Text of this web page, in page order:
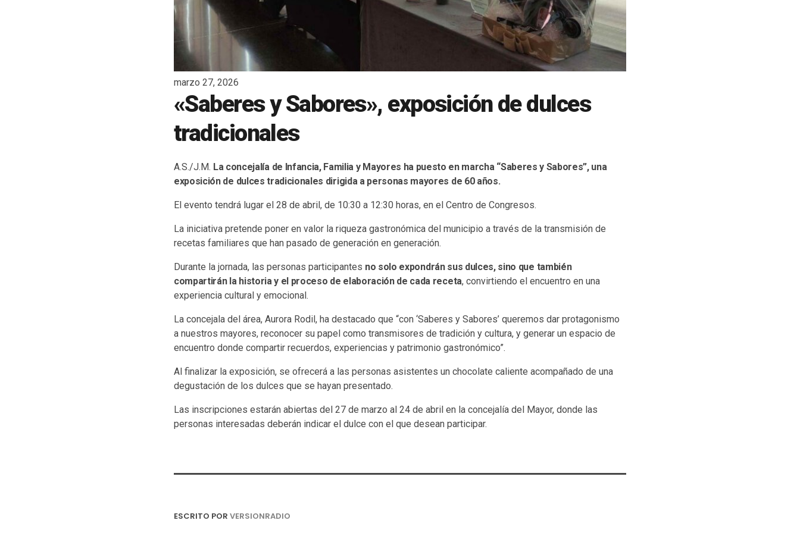
marzo 27, 2026
«Saberes y Sabores», exposición de dulces
tradicionales
A.S./J.M. La concejalía de Infancia, Familia y Mayores ha puesto en marcha “Saberes y Sabores”, una
exposición de dulces tradicionales dirigida a personas mayores de 60 años.
El evento tendrá lugar el 28 de abril, de 10:30 a 12:30 horas, en el Centro de Congresos.
La iniciativa pretende poner en valor la riqueza gastronómica del municipio a través de la transmisión de
recetas familiares que han pasado de generación en generación.
Durante la jornada, las personas participantes no solo expondrán sus dulces, sino que también
compartirán la historia y el proceso de elaboración de cada receta, convirtiendo el encuentro en una
experiencia cultural y emocional.
La concejala del área, Aurora Rodil, ha destacado que “con ‘Saberes y Sabores’ queremos dar protagonismo
a nuestros mayores, reconocer su papel como transmisores de tradición y cultura, y generar un espacio de
encuentro donde compartir recuerdos, experiencias y patrimonio gastronómico”.
Al finalizar la exposición, se ofrecerá a las personas asistentes un chocolate caliente acompañado de una
degustación de los dulces que se hayan presentado.
Las inscripciones estarán abiertas del 27 de marzo al 24 de abril en la concejalía del Mayor, donde las
personas interesadas deberán indicar el dulce con el que desean participar.
ESCRITO POR VERSIONRADIO